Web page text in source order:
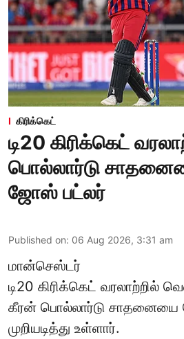
கிரிக்கெட்
டி20 கிரிக்கெட்
பொல்லார்டு
ஜோஸ் பட்லர்
Published on: 06 Aug 2026, 3:31 am
மான்செஸ்டர்
டி20 கிரிக்கெட்
கீரன் பொல்லார்டு சாதனையை
முறியடித்து உள்ளார்.